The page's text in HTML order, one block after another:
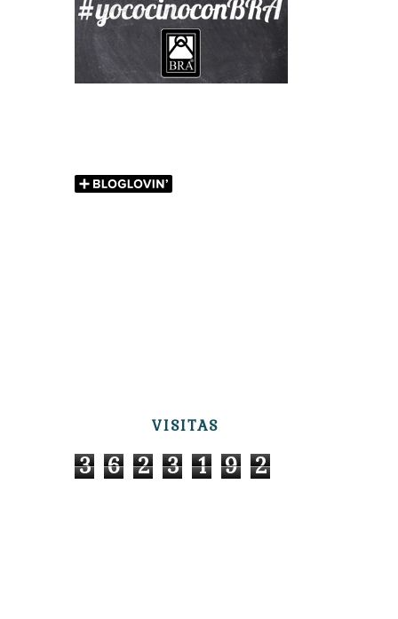
VISITAS
3 6 2 3 1 9 2